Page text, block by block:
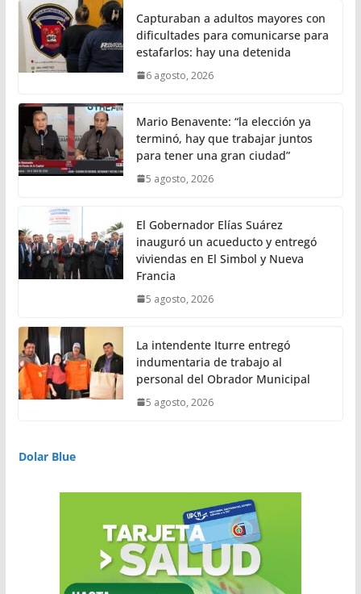
Capturaban a adultos mayores con
dificultades para comunicarse para
estafarlos: hay una detenida
6 agosto, 2026
Mario Benavente: “la elección ya
terminó, hay que trabajar juntos
para tener una gran ciudad”
5 agosto, 2026
El Gobernador Elías Suárez
inauguró un acueducto y entregó
viviendas en El Simbol y Nueva
Francia
5 agosto, 2026
La intendente Iturre entregó
indumentaria de trabajo al
personal del Obrador Municipal
5 agosto, 2026
Dolar Blue